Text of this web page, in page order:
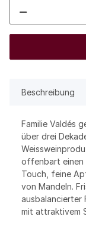
Beschreibung
Familie Valdés
über drei
offenbart einen
Touch, feine
von Mandeln.
ausbalancierter
mit attraktivem